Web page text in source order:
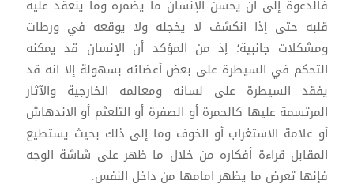
فالدعوة إلى أن يحسن الإنسان ما يضمره وما ينعقد عليه
قلبه حتى إذا انكشف لا يخجله ولا يوقعه في ورطات
ومشكلات جانبية؛ إذ من المؤكد أن الإنسان قد يمكنه
التحكم في السيطرة على بعض أعضائه بسهولة إلا انه قد
يفقد السيطرة على لسانه ومعالمه الخارجية والآثار
المرتسمة عليها كالحمرة أو الصفرة أو التلعثم أو الاندهاش
أو علامة الاستغراب أو الخوف وما إلى ذلك بحيث يستطيع
المقابل قراءة أفكاره من خلال ما ظهر على شاشة الوجه
فإنها تعرض ما يظهر امامها من داخل النفس.